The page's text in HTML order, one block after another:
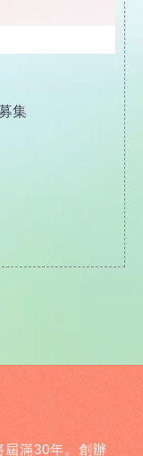
集
滿30年。創辦